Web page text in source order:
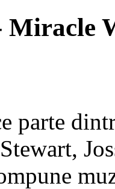
Miracle
parte